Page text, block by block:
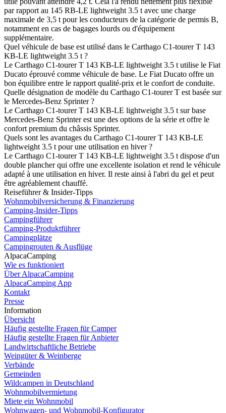
par rapport au 145 RB-LE lightweight 3.5 t avec une charge
maximale de 3,5 t pour les conducteurs de la catégorie de permis B,
notamment en cas de bagages lourds ou d'équipement
supplémentaire.
Quel véhicule de base est utilisé dans le Carthago C1-tourer T 143
KB-LE lightweight 3.5 t ?
Le Carthago C1-tourer T 143 KB-LE lightweight 3.5 t utilise le Fiat
Ducato éprouvé comme véhicule de base. Le Fiat Ducato offre un
bon équilibre entre le rapport qualité-prix et le confort de conduite.
Quelle désignation de modèle du Carthago C1-tourer T est basée sur
le Mercedes-Benz Sprinter ?
Le Carthago C1-tourer T 143 KB-LE lightweight 3.5 t sur base
Mercedes-Benz Sprinter est une des options de la série et offre le
confort premium du châssis Sprinter.
Quels sont les avantages du Carthago C1-tourer T 143 KB-LE
lightweight 3.5 t pour une utilisation en hiver ?
Le Carthago C1-tourer T 143 KB-LE lightweight 3.5 t dispose d'un
double plancher qui offre une excellente isolation et rend le véhicule
adapté à une utilisation en hiver. Il reste ainsi à l'abri du gel et peut
être agréablement chauffé.
Reiseführer & Insider-Tipps
Wohnmobilversicherung & Finanzierung
Camping-Insider-Tipps
Campingführer
Camping-Produktführer
Campingplätze
Campingrouten & Ausflüge
AlpacaCamping
Wie es funktioniert
Über AlpacaCamping
AlpacaCamping App
Kontakt
Presse
Information
Übersicht
Häufig gestellte Fragen für Camper
Häufig gestellte Fragen für Anbieter
Landwirtschaftliche Betriebe
Weingüter & Weinberge
Verbände
Gemeinden
Wildcampen in Deutschland
Wohnmobilvermietung
Miete ein Wohnmobil
Wohnwagen- und Wohnmobil-Konfigurator